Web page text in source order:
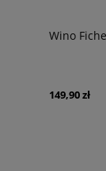
Wino
149,90 zł